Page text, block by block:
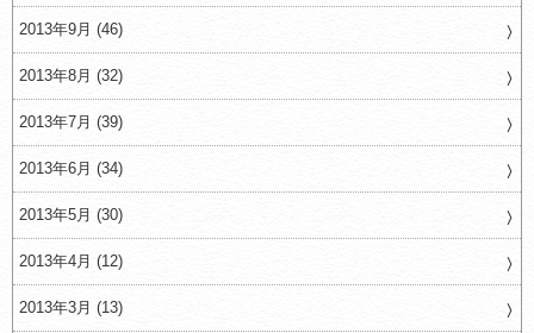
2013年9月 (46)
2013年8月 (32)
2013年7月 (39)
2013年6月 (34)
2013年5月 (30)
2013年4月 (12)
2013年3月 (13)